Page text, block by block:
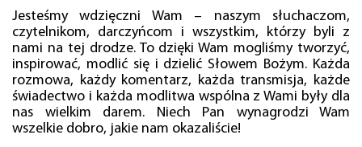
Jesteśmy wdzięczni Wam – naszym słuchaczom,
czytelnikom, darczyńcom i wszystkim, którzy byli z
nami na tej drodze. To dzięki Wam mogliśmy tworzyć,
inspirować, modlić się i dzielić Słowem Bożym. Każda
rozmowa, każdy komentarz, każda transmisja, każde
świadectwo i każda modlitwa wspólna z Wami były dla
nas wielkim darem. Niech Pan wynagrodzi Wam
wszelkie dobro, jakie nam okazaliście!